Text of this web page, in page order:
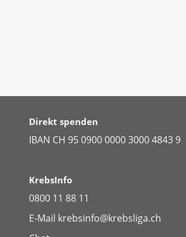
Direkt spenden
IBAN CH 95 0900 0000 3000 4843 9
KrebsInfo
0800 11 88 11
E-Mail krebsinfo@krebsliga.ch